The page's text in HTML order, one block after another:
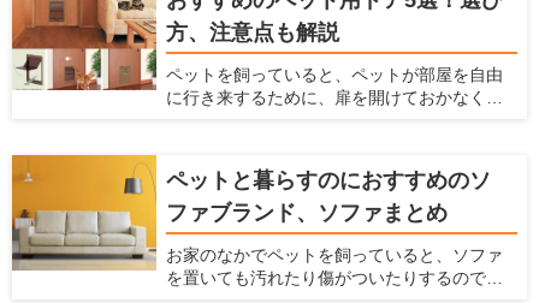
りは、犬にとって大きな危険をはらんでいま
す。早く対策をしておかないと、犬の体に大
きなダメージを与えることになってしまいま
す。 ここでは、犬が階段に入るのを防ぐ柵
と、階段が犬に及ぼすダメージやリスクを解
方、注意点も解説
ペットを飼っていると、ペットが部屋を自由
に行き来するために、扉を開けておかなくて
トイレをおいている時には、部屋に臭いが
入ってきてしまいます。 かといって閉めてお
いても、ペットが移動したいという時に毎回
開け閉めしなくてはならず、面倒ですよね。
そんなときには、ペット用ドアを設置するの
がおすすめです。 ペット用ドアとは、通常の
ペットと暮らすのにおすすめのソ
ファブランド、ソファまとめ
お家のなかでペットを飼っていると、ソファ
を置いても汚れたり傷がついたりするのでソ